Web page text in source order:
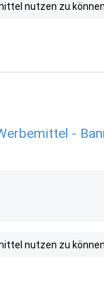
nutzen zu
-
nutzen zu